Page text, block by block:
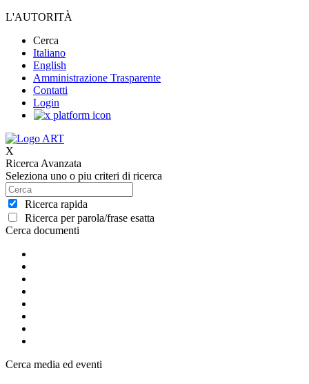
L'AUTORITÀ
Cerca
Italiano
English
Amministrazione Trasparente
Contatti
Login
X
Ricerca Avanzata
Seleziona uno o piu criteri di ricerca
Ricerca rapida
Ricerca per parola/frase esatta
Cerca documenti
Cerca media ed eventi